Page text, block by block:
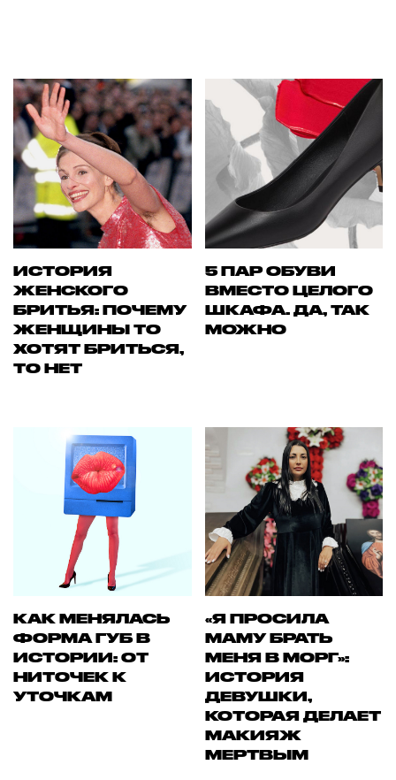
ИСТОРИЯ
ЖЕНСКОГО
БРИТЬЯ: ПОЧЕМУ
ЖЕНЩИНЫ ТО
ХОТЯТ БРИТЬСЯ,
ТО НЕТ
5 ПАР ОБУВИ
ВМЕСТО ЦЕЛОГО
ШКАФА. ДА, ТАК
МОЖНО
КАК МЕНЯЛАСЬ
ФОРМА ГУБ В
ИСТОРИИ: ОТ
НИТОЧЕК К
УТОЧКАМ
«Я ПРОСИЛА
МАМУ БРАТЬ
МЕНЯ В МОРГ»:
ИСТОРИЯ
ДЕВУШКИ,
КОТОРАЯ ДЕЛАЕТ
МАКИЯЖ
МЕРТВЫМ